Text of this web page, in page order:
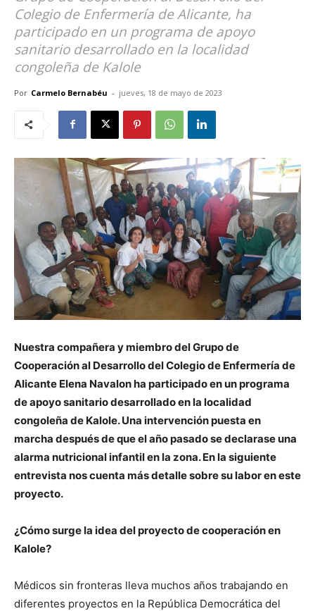
Colegio de Enfermería de Alicante, ha
participado en un programa de apoyo
sanitario desarrollado en la localidad
congoleña de Kalole
Por Carmelo Bernabéu - jueves, 18 de mayo de 2023
Nuestra compañera y miembro del Grupo de
Cooperación al Desarrollo del Colegio de Enfermería de
Alicante Elena Navalon ha participado en un programa
de apoyo sanitario desarrollado en la localidad
congoleña de Kalole. Una intervención puesta en
marcha después de que el año pasado se declaraseuna
alarma nutricional infantil en la zona. En la siguiente
entrevista nos cuenta más detalle sobre su labor en este
proyecto.
¿Cómo surge la idea del proyecto de cooperación en
Kalole?
Médicos sin fronteras lleva muchos años trabajando en
diferentes proyectos en la República Democrática del